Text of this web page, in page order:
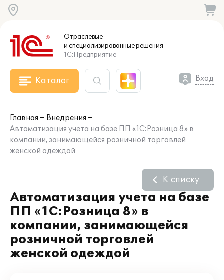
Отраслевые
и специализированныерешения
1С:Предприятие
Каталог Вход
Главная
Внедрения
Автоматизация учета на базе ПП «1С:Розница 8» в
компании, занимающейся розничной торговлей
женской одеждой
Автоматизация учета на базе
ПП «1С:Розница 8» в
компании, занимающейся
розничной торговлей
женской одеждой
К списку